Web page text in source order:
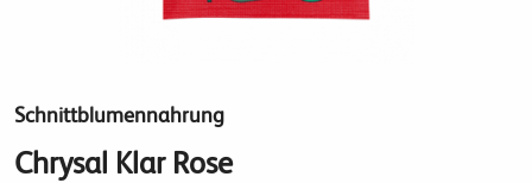
Schnittblumennahrung
Chrysal Klar Rose